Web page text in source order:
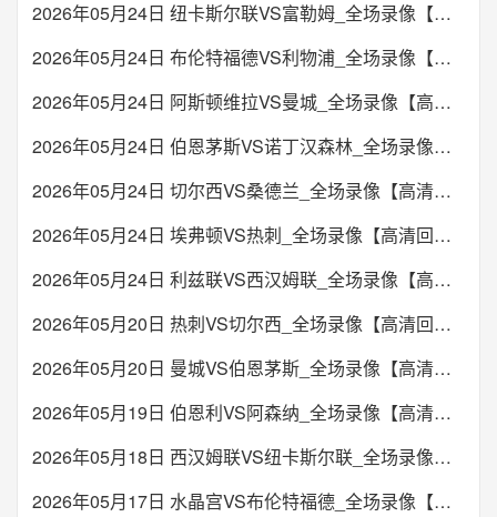
2026年05月24日 纽卡斯尔联VS富勒姆_全场录像【高清回放】
2026年05月24日 布伦特福德VS利物浦_全场录像【高清回放】
2026年05月24日 阿斯顿维拉VS曼城_全场录像【高清回放】
2026年05月24日 伯恩茅斯VS诺丁汉森林_全场录像【高清回放】
2026年05月24日 切尔西VS桑德兰_全场录像【高清回放】
2026年05月24日 埃弗顿VS热刺_全场录像【高清回放】
2026年05月24日 利兹联VS西汉姆联_全场录像【高清回放】
2026年05月20日 热刺VS切尔西_全场录像【高清回放】
2026年05月20日 曼城VS伯恩茅斯_全场录像【高清回放】
2026年05月19日 伯恩利VS阿森纳_全场录像【高清回放】
2026年05月18日 西汉姆联VS纽卡斯尔联_全场录像【高清回放】
2026年05月17日 水晶宫VS布伦特福德_全场录像【高清回放】